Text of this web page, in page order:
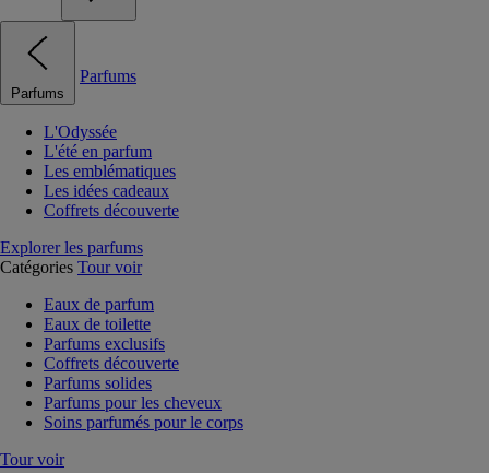
Parfums
Parfums
L'Odyssée
L'été en parfum
Les emblématiques
Les idées cadeaux
Coffrets découverte
Explorer les parfums
Catégories Tour voir
Eaux de parfum
Eaux de toilette
Parfums exclusifs
Coffrets découverte
Parfums solides
Parfums pour les cheveux
Soins parfumés pour le corps
Tour voir